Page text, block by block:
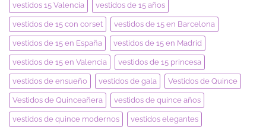
vestidos 15 Valencia vestidos de 15 años
vestidos de 15 con corset vestidos de 15 en Barcelona
vestidos de 15 en España vestidos de 15 en Madrid
vestidos de 15 en Valencia vestidos de 15 princesa
vestidos de ensueño vestidos de gala Vestidos de Quince
Vestidos de Quinceañera vestidos de quince años
vestidos de quince modernos vestidos elegantes